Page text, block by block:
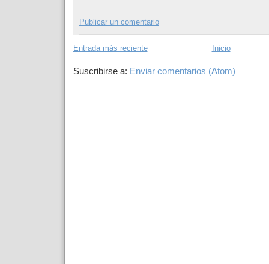
Publicar un comentario
Entrada más reciente Inicio
Suscribirse a: Enviar comentarios (Atom)